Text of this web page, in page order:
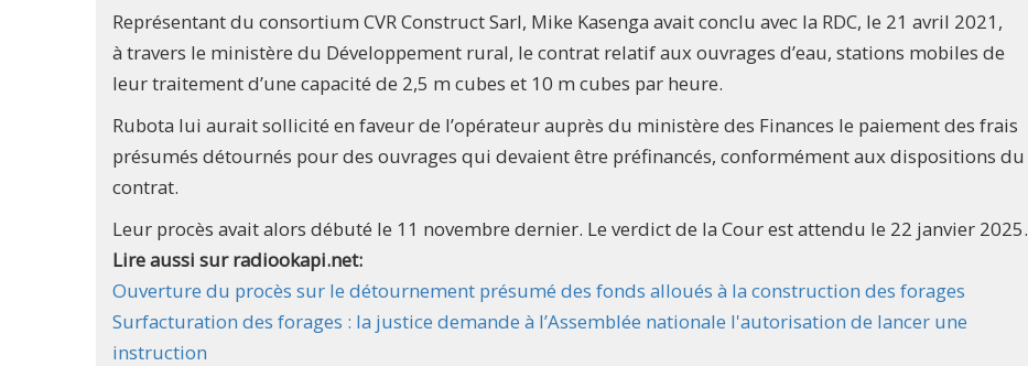
Représentant du consortium CVR Construct Sarl, Mike Kasenga avait conclu avec la RDC, le 21 avril 2021,
à travers le ministère du Développement rural, le contrat relatif aux ouvrages d’eau, stations mobiles de
leur traitement d’une capacité de 2,5 m cubes et 10 m cubes par heure.
Rubota lui aurait sollicité en faveur de l’opérateur auprès du ministère des Finances le paiement des frais
présumés détournés pour des ouvrages qui devaient être préfinancés, conformément aux dispositions du
contrat.
Leur procès avait alors débuté le 11 novembre dernier. Le verdict de la Cour est attendu le 22 janvier 2025.
Lire aussi sur radiookapi.net:
Ouverture du procès sur le détournement présumé des fonds alloués à la construction des forages
Surfacturation des forages : la justice demande à l’Assemblée nationale l'autorisation de lancer une
instruction